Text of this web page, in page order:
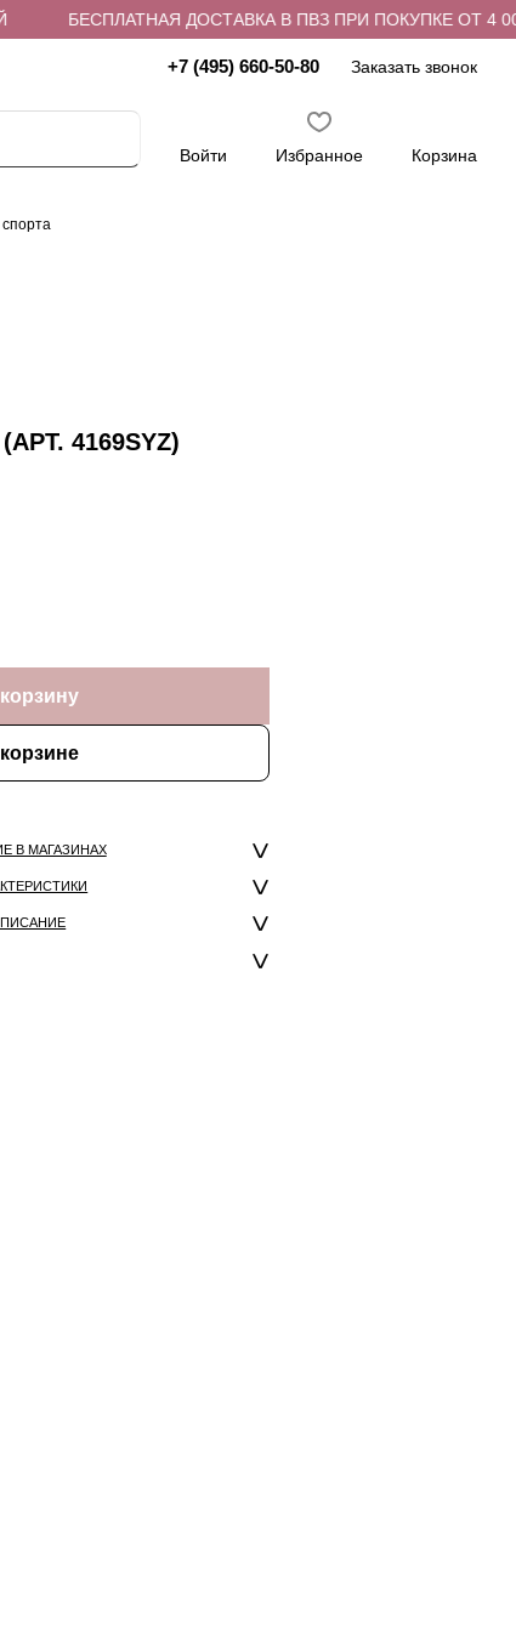
БЕСПЛАТНАЯ ДОСТАВКА В ПВЗ ПРИ ПОКУПКЕ ОТ 4 000
+7 (495) 660-50-80 Заказать звонок
Войти Избранное Корзина
4169SYZ)
В МАГАЗИНАХ